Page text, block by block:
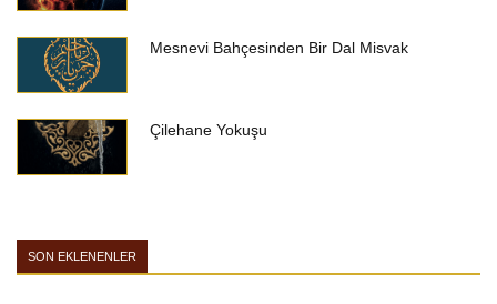
Mesnevi Bahçesinden Bir Dal Misvak
Çilehane Yokuşu
SON EKLENENLER